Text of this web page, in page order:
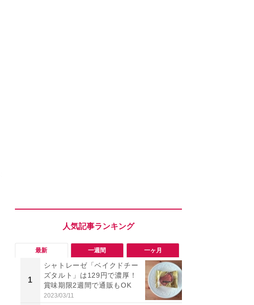
最新 一週間 一ヶ月
1
シャトレーゼ「ベイクドチー
ズタルト」は129円で濃厚！
賞味期限2週間で通販もOK
2023/03/11